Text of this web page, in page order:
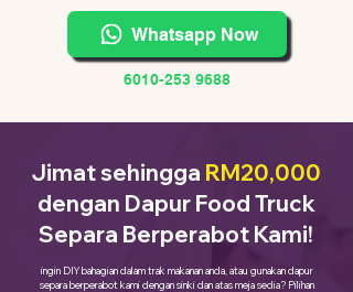
Whatsapp Now
6010-253 9688
Jimat sehingga RM20,000
dengan Dapur Food Truck
Separa Berperabot Kami!
ingin DIY bahagian dalam trak makanan anda, atau gunakan dapur
separa berperabot kami dengan sinki dan atas meja sedia? Pilihan